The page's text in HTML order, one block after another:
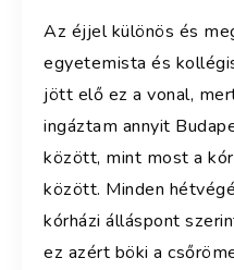
Az éjjel különös és
egyetemista és
jött elő ez a vonal,
ingáztam annyit
között, mint most a
között. Minden
kórházi álláspont
ez azért böki a